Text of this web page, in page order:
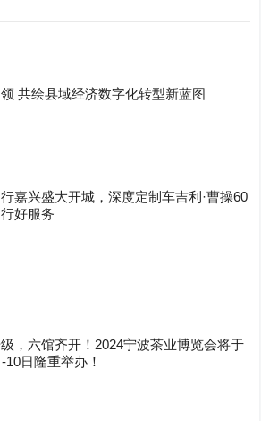
共绘县域经济数字化转型新蓝图
嘉兴盛大开城，深度定制车吉利·曹操60
好服务
，六馆齐开！2024宁波茶业博览会将于
10日隆重举办！